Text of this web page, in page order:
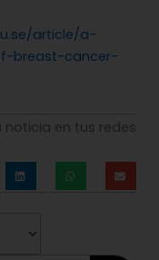
article/a-
breast-cancer-
en tus redes